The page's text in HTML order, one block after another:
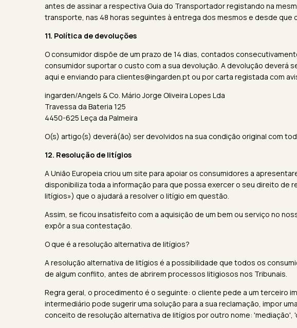
antes de assinar a respectiva Guia do Transportador registando na
transporte, nas 48 horas seguintes à entrega dos mesmos e desde
11. Política de devoluções
O consumidor dispõe de um prazo de 14 dias, contados
consumidor suportar o custo com a sua devolução. A devolução
aqui e enviando para clientes@ingarden.ptou por carta registada com
ingarden/Angels & Co. Mário Jorge Oliveira Lopes Lda
Travessa da Bateria 125
4450-625 Leça da Palmeira
O(s) artigo(s) deverá(ão) ser devolvidos na sua condição original com
12. Resolução de litígios
A União Europeia criou um site para apoiar os consumidores a
disponibiliza toda a informação para que possa exercer o seu direito
litígios») que o ajudará a resolver o litígio em questão.
Assim, se ficou insatisfeito com a aquisição de um bem ou serviço no
expôr a sua contestação.
O que é a resolução alternativa de litígios?
A resolução alternativa de litígios é a possibilidade que todos os
de algum conflito, antes de abrirem processos litigiosos nos Tribunais.
Regra geral, o procedimento é o seguinte: o cliente pede a um terceiro
intermediário pode sugerir uma solução para a sua reclamação, impor
conceito de resolução alternativa de litígios por outro nome: